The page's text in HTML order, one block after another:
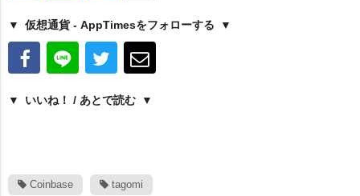
仮想通貨 - AppTimesをフォローする
いいね！ / あとで読む
Coinbase tagomi